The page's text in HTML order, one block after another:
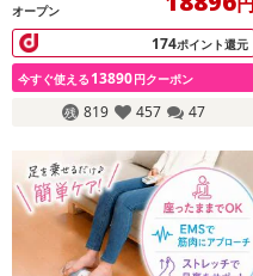
オープン
174ポイント還元
今すぐ使える 13890円クーポン
819 457 47